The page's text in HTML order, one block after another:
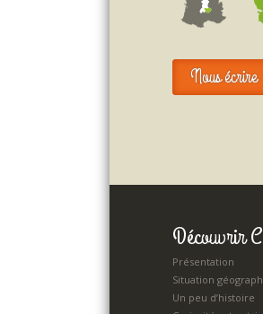
Nous écrire
Découvrir
Présentation
Situation
Un peu d’histoire